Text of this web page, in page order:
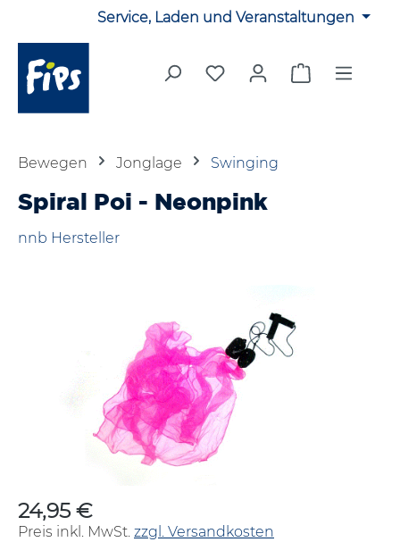
Zum Hauptinhalt springenService, Laden und Veranstaltungen
Du hast 0 Produkte auf
Warenkorb
Bewegen Jonglage Swinging
Spiral Poi - Neonpink
nnb Hersteller
Regulärer Preis:
24,95 €
Preis inkl. MwSt. zzgl. Versandkosten